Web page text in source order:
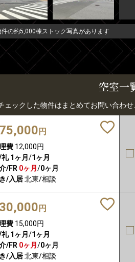
の約5,000棟ストック写真があります
空室一
ェックした物件はまとめてお問い合わせ
円
費12,000円
1ヶ月/1ヶ月
/FR 0ヶ月/0ヶ月
/入居北東/相談
円
費15,000円
1ヶ月/1ヶ月
/FR 0ヶ月/0ヶ月
/入居北東/相談